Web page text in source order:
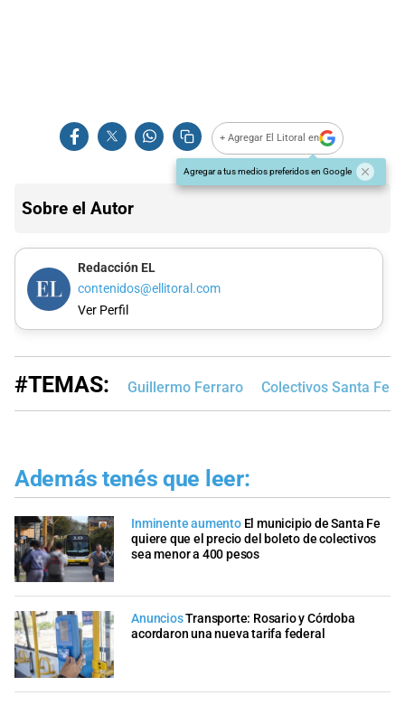
+ Agregar El Litoral en
Agregar a tus medios preferidos en Google
Sobre el Autor
Redacción EL
contenidos@ellitoral.com
Ver Perfil
#TEMAS: Guillermo Ferraro Colectivos Santa Fe
Además tenés que leer:
Inminente aumento El municipio de Santa Fe
quiere que el precio del boleto de colectivos
sea menor a 400 pesos
AnunciosTransporte: Rosario y Córdoba
acordaron una nueva tarifa federal